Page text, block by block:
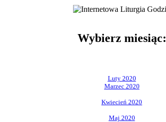
Wybierz miesiąc:
Luty 2020
Marzec 2020
Kwiecień 2020
Maj 2020